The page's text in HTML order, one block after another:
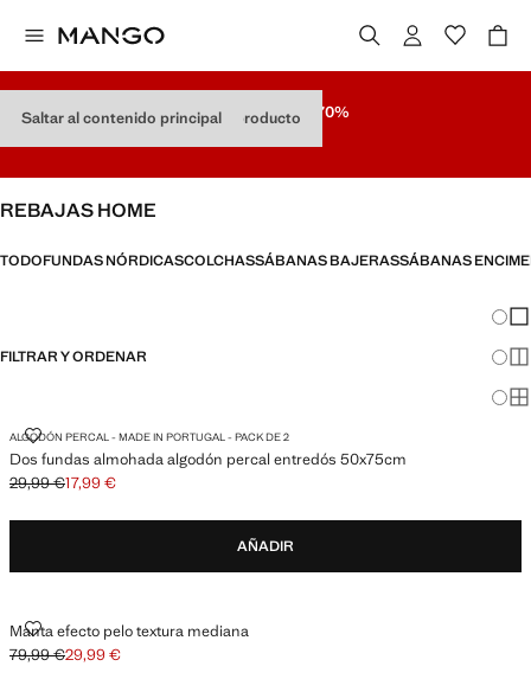
Saltar al contenido principal
REBAJASHASTA -70%
REBAJAS HOME
Saltar navegación por tipo de producto
TODOFUNDAS NÓRDICASCOLCHASSÁBANAS BAJERASSÁBANAS
FILTRAR Y ORDENAR
ALGODÓN PERCAL - MADE IN PORTUGAL - PACK DE 2
Dos fundas almohada algodón percal entredós 50x75cm
DOS FUNDAS ALMOHADA ALGODÓN PERCAL ENTREDÓS 50X75CM
Precio inicial tachado [29,99 € ]
29,99 €
Precio actual [17,99 € ]
17,99 €
AÑADIR
Manta efecto pelo textura mediana
MANTA EFECTO PELO TEXTURA MEDIANA
Precio inicial tachado [79,99 € ]
79,99 €
Precio actual [29,99 € ]
29,99 €